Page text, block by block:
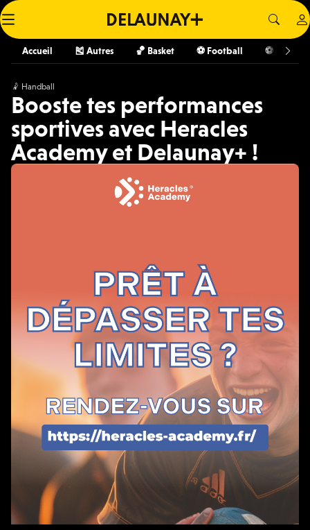
Accueil 🎽 Autres 🏀 Basket ⚽️ Football ⚽️ Futsal
🤾 Handball
Booste tes performances
sportives avec Heracles
Academy et Delaunay+ !